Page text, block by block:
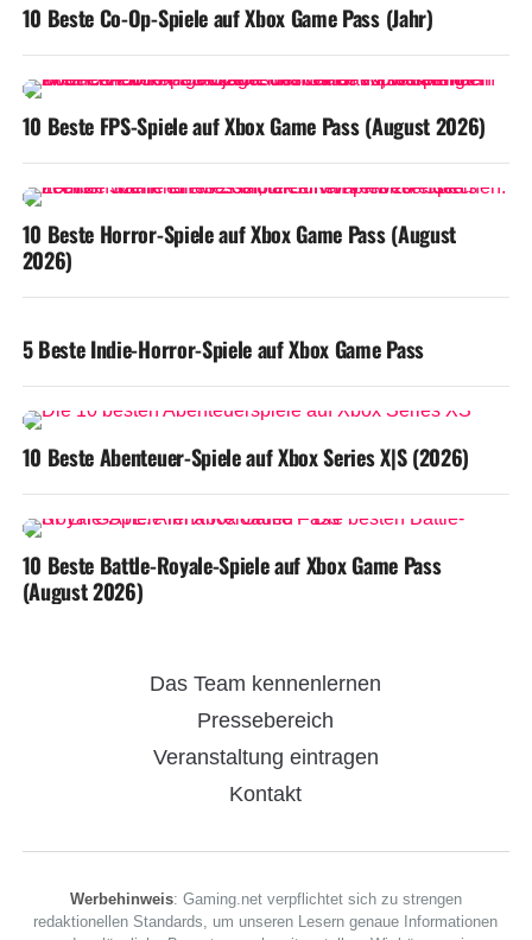
10 Beste Co-Op-Spiele auf Xbox Game Pass (Jahr)
10 Beste FPS-Spiele auf Xbox Game Pass (August 2026)
10 Beste Horror-Spiele auf Xbox Game Pass (August
2026)
5 Beste Indie-Horror-Spiele auf Xbox Game Pass
10 Beste Abenteuer-Spiele auf Xbox Series X|S (2026)
10 Beste Battle-Royale-Spiele auf Xbox Game Pass
(August 2026)
Das Team kennenlernen
Pressebereich
Veranstaltung eintragen
Kontakt
Werbehinweis: Gaming.net verpflichtet sich zu strengen
redaktionellen Standards, um unseren Lesern genaue Informationen